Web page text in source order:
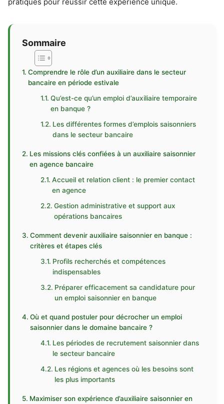
Sommaire
Comprendre le rôle d’un auxiliaire dans le secteur
bancaire en période estivale
Qu’est-ce qu’un emploi d’auxiliaire temporaire
en banque ?
Les différentes formes d’emplois saisonniers
dans le secteur bancaire
Les missions clés confiées à un auxiliaire saisonnier
en agence bancaire
Accueil et relation client : le premier contact
en agence
Gestion administrative et support aux
opérations bancaires
Comment devenir auxiliaire saisonnier en banque :
critères et étapes clés
Profils recherchés et compétences
indispensables
Préparer efficacement sa candidature pour
un emploi saisonnier en banque
Où et quand postuler pour décrocher un emploi
saisonnier dans le domaine bancaire ?
Les périodes de recrutement saisonnier dans
le secteur bancaire
Les régions et agences où les besoins sont
les plus importants
Maximiser son expérience d’auxiliaire saisonnier en